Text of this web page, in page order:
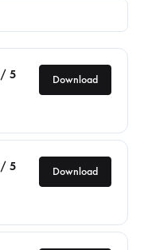
/ 5
Download
/ 5
Download